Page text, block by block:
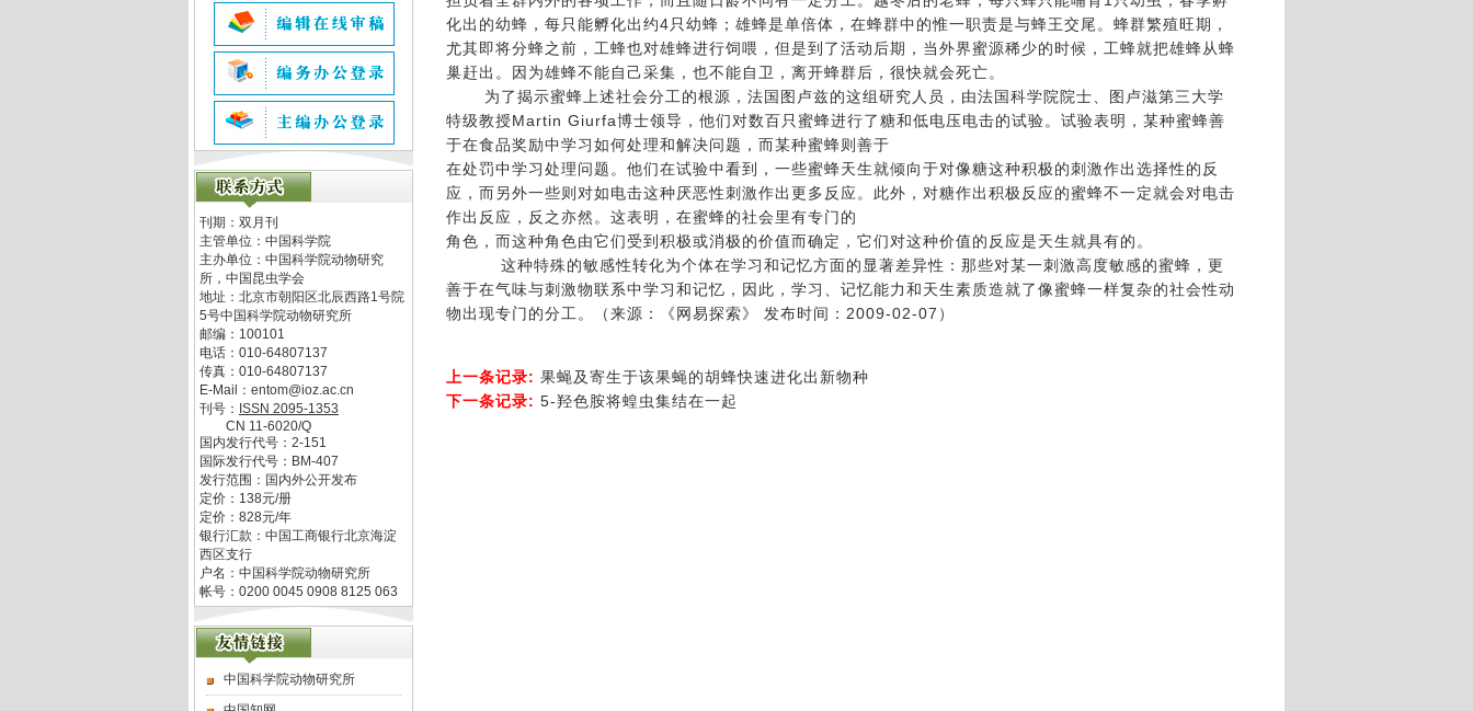
刊期：双月刊
主管单位： 中国科学院
主办单位： 中国科学院动物研究
所，中国昆虫学会
地址： 北京市朝阳区北辰西路1号院
5号中国科学院动物研究所
邮编： 100101
电话： 010-64807137
传真： 010-64807137
E-Mail： entom@ioz.ac.cn
刊号： ISSN 2095-1353
CN 11-6020/Q
国内发行代号： 2-151
国际发行代号： BM-407
发行范围：国内外公开发布
定价： 138元/册
定价： 828元/年
银行汇款：中国工商银行北京海淀
西区支行
户名：中国科学院动物研究所
帐号：0200 0045 0908 8125 063
中国科学院动物研究所
化出的幼蜂，每只能孵化出约4只幼蜂；雄蜂是单倍体，在蜂群中的惟一职责是与蜂王交尾。蜂群繁殖旺期，
尤其即将分蜂之前，工蜂也对雄蜂进行饲喂，但是到了活动后期，当外界蜜源稀少的时候，工蜂就把雄蜂从蜂
巢赶出。因为雄蜂不能自己采集，也不能自卫，离开蜂群后，很快就会死亡。
为了揭示蜜蜂上述社会分工的根源，法国图卢兹的这组研究人员，由法国科学院院士、图卢滋第三大学
特级教授Martin Giurfa博士领导，他们对数百只蜜蜂进行了糖和低电压电击的试验。试验表明，某种蜜蜂善
于在食品奖励中学习如何处理和解决问题，而某种蜜蜂则善于
在处罚中学习处理问题。他们在试验中看到，一些蜜蜂天生就倾向于对像糖这种积极的刺激作出选择性的反
应，而另外一些则对如电击这种厌恶性刺激作出更多反应。此外，对糖作出积极反应的蜜蜂不一定就会对电击
作出反应，反之亦然。这表明，在蜜蜂的社会里有专门的
角色，而这种角色由它们受到积极或消极的价值而确定，它们对这种价值的反应是天生就具有的。
这种特殊的敏感性转化为个体在学习和记忆方面的显著差异性：那些对某一刺激高度敏感的蜜蜂，更
善于在气味与刺激物联系中学习和记忆，因此，学习、记忆能力和天生素质造就了像蜜蜂一样复杂的社会性动
物出现专门的分工。（来源：《网易探索》 发布时间：2009-02-07）
上一条记录: 果蝇及寄生于该果蝇的胡蜂快速进化出新物种
下一条记录: 5-羟色胺将蝗虫集结在一起